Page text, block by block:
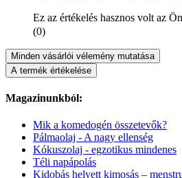
Ez az értékelés hasznos volt az
(0)
Minden vásárlói vélemény mutatása
A termék értékelése
Magazinunkból:
Mik a komedogén összetevők?
Pálmaolaj - A nagy ellenség
Kókuszolaj - egzotikus mindenes
Téli napápolás
Kidobás helyett kimosás –